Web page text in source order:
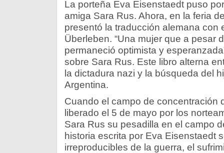
La porteña Eva Eisenstaedt puso
amiga Sara Rus. Ahora, en la feria
presentó la traducción alemana con
Überleben. “Una mujer que a pesar
permaneció optimista y
sobre Sara Rus. Este libro alterna
la dictadura nazi y la búsqueda del
Argentina.
Cuando el campo de concentración
liberado el 5 de mayo por los
Sara Rus su pesadilla en el campo
historia escrita por Eva Eisenstaedt
irreproducibles de la guerra, el